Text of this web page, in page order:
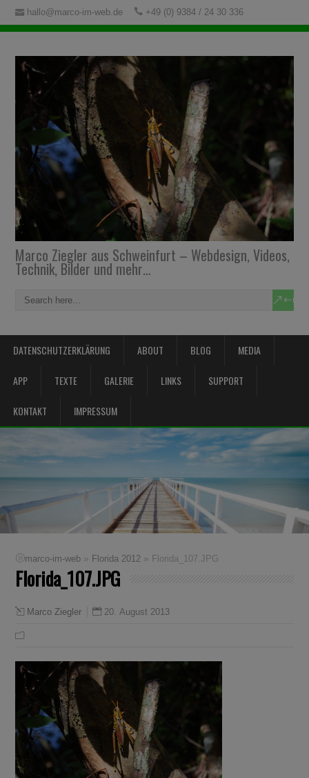
hallo@marco-im-web.de +49 (0) 9384 / 24 30 336
Marco Ziegler aus Schweinfurt – Webdesign, Videos,
Technik, Bilder und mehr…
DATENSCHUTZERKLÄRUNG ABOUT BLOG MEDIA
APP TEXTE GALERIE LINKS SUPPORT
KONTAKT IMPRESSUM
marco-im-web » Florida 2012 » Florida_107.JPG
Florida_107.JPG
Marco Ziegler 20. August 2013